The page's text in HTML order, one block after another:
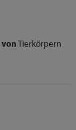
von Tierkörpern